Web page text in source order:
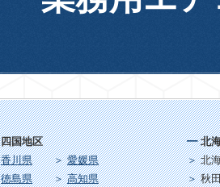
北
北
秋
四国地区
香川県
愛媛県
徳島県
高知県